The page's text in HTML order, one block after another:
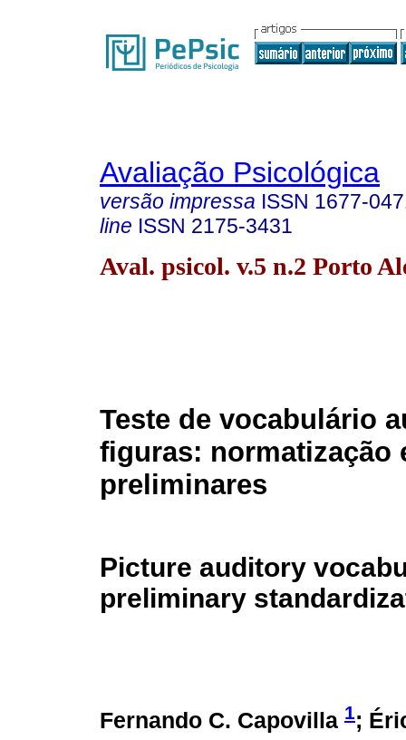
Avaliação Psicológica
versão impressa ISSN 1677-
line ISSN 2175-3431
Aval. psicol. v.5 n.2 Porto
Teste de vocabulário
figuras: normatização
preliminares
Picture auditory
preliminary
Fernando C. Capovilla 1;